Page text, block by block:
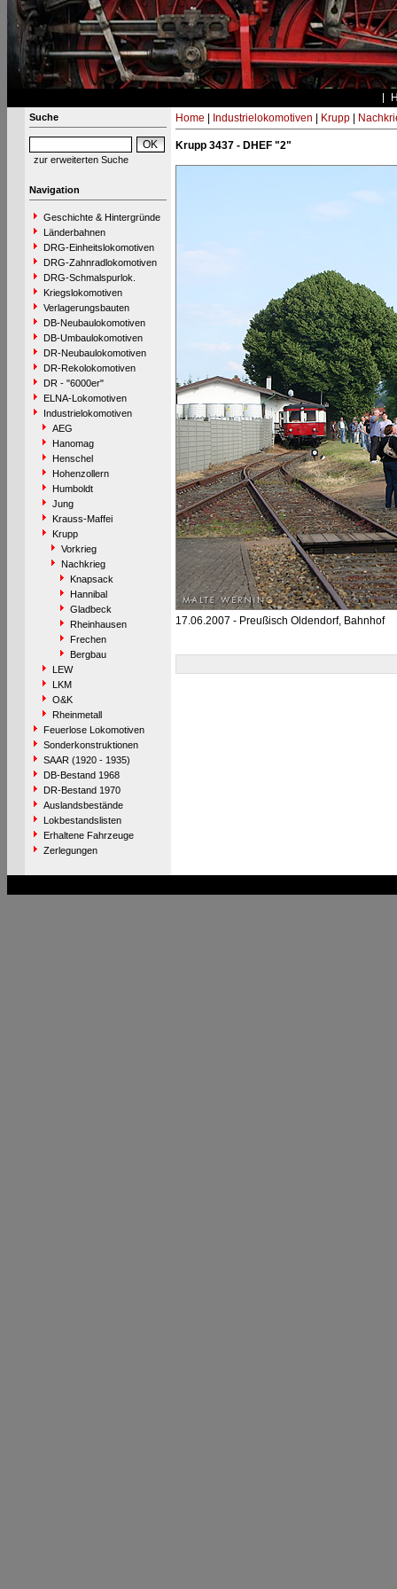
Suche
zur erweiterten Suche
Navigation
Geschichte & Hintergründe
Länderbahnen
DRG-Einheitslokomotiven
DRG-Zahnradlokomotiven
DRG-Schmalspurlok.
Kriegslokomotiven
Verlagerungsbauten
DB-Neubaulokomotiven
DB-Umbaulokomotiven
DR-Neubaulokomotiven
DR-Rekolokomotiven
DR - "6000er"
ELNA-Lokomotiven
Industrielokomotiven
AEG
Hanomag
Henschel
Hohenzollern
Humboldt
Jung
Krauss-Maffei
Krupp
Vorkrieg
Nachkrieg
Knapsack
Hannibal
Gladbeck
Rheinhausen
Frechen
Bergbau
LEW
LKM
O&K
Rheinmetall
Feuerlose Lokomotiven
Sonderkonstruktionen
SAAR (1920 - 1935)
DB-Bestand 1968
DR-Bestand 1970
Auslandsbestände
Lokbestandslisten
Erhaltene Fahrzeuge
Zerlegungen
Home Industrielokomotiven Krupp|
Krupp 3437 - DHEF "2"
17.06.2007 - Preußisch Oldendorf, Bahnhof